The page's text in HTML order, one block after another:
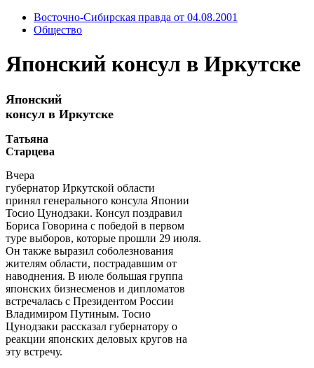
Восточно-Сибирская правда от 04.08.2001
Общество
Японский консул в Иркутске
Японский
консул в Иркутске
Татьяна
Старцева
Вчера
губернатор Иркутской области
принял генерального консула Японии
Тосио Цунодзаки. Консул поздравил
Бориса Говорина с победой в первом
туре выборов, которые прошли 29 июля.
Он также выразил соболезнования
жителям области, пострадавшим от
наводнения. В июле большая группа
японских бизнесменов и дипломатов
встречалась с Президентом России
Владимиром Путиным. Тосио
Цунодзаки рассказал губернатору о
реакции японских деловых кругов на
эту встречу.